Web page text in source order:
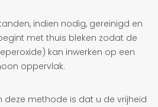
indien nodig, gereinigd en
met thuis bleken zodat de
kan inwerken op een
oppervlak.
deze methode is dat u de vrijheid